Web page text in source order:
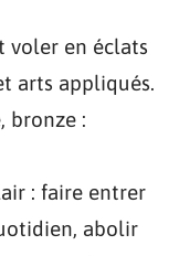
voler en éclats
arts appliqués.
bronze :
: faire entrer
abolir